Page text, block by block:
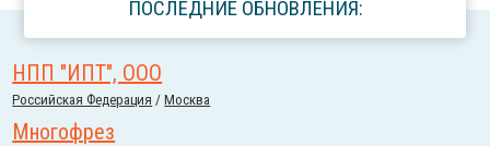
ПОСЛЕДНИЕ ОБНОВЛЕНИЯ:
НПП "ИПТ", ООО
Российcкая Федерация /Москва
Многофрез